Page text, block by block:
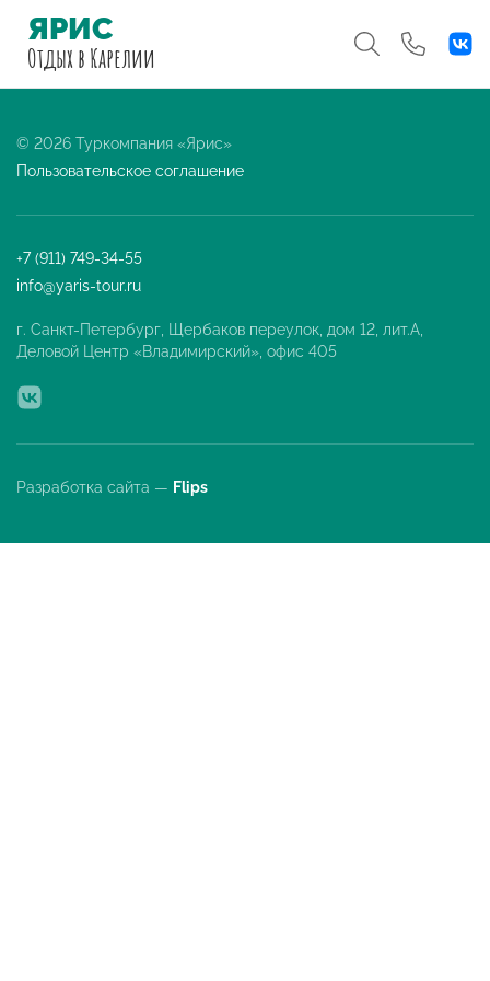
ЯРИС
Отдыхв Карелии
© 2026 Туркомпания «Ярис»
Пользовательское соглашение
+7 (911) 749-34-55
info@yaris-tour.ru
г. Санкт-Петербург, Щербаков переулок, дом 12, лит.А,
Деловой Центр «Владимирский», офис 405
Разработка сайта — Flips